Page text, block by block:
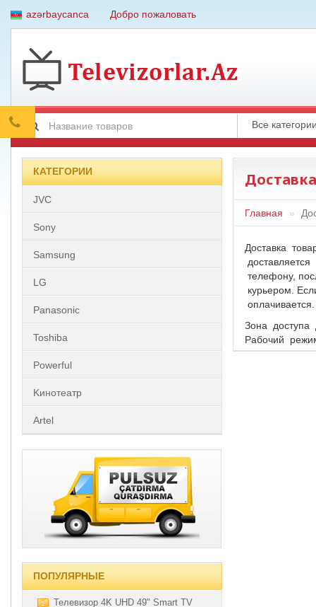
azərbaycanca Добро пожаловать
КАТЕГОРИИ
JVC
Sony
Samsung
LG
Panasonic
Toshiba
Powerful
Kинотеатр
Artel
ПОПУЛЯРНЫЕ
1
Телевизор 4K UHD 49" Smart TV
Главная
Доставка
телефону,
курьером.
Зона доступа
Рабочий